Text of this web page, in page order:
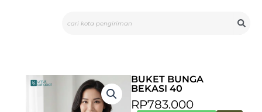
BUKET BUNGA
BEKASI 40
RP783.000